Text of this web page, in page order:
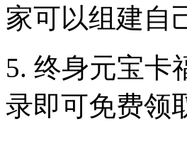
家可以组建自
5. 终身元宝卡
录即可免费领